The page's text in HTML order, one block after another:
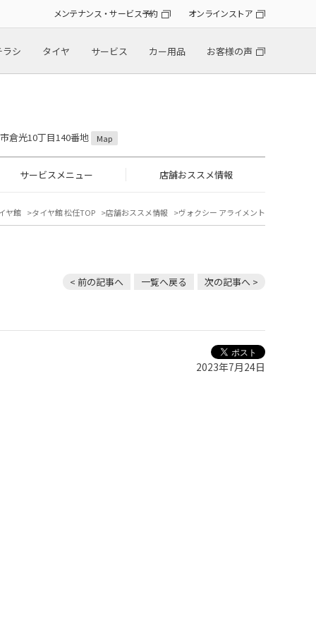
メンテナンス・サービス予約 オンラインストア
シ タイヤ サービス カー用品 お客様の声
倉光10丁目140番地 Map
サービスメニュー 店舗おススメ情報
ヤ館 タイヤ館 松任TOP 店舗おススメ情報 ヴォクシー アライメント
< 前の記事へ 一覧へ戻る 次の記事へ >
2023年7月24日